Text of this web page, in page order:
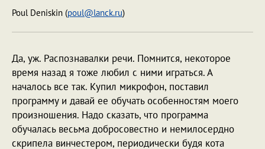
Poul Deniskin (poul@lanck.ru)
Да, уж. Распознавалки речи. Помнится, некоторое
время назад я тоже любил с ними играться. А
началось все так. Купил микрофон, поставил
программу и давай ее обучать особенностям моего
произношения. Надо сказать, что программа
обучалась весьма добросовестно и немилосердно
скрипела винчестером, периодически будя кота